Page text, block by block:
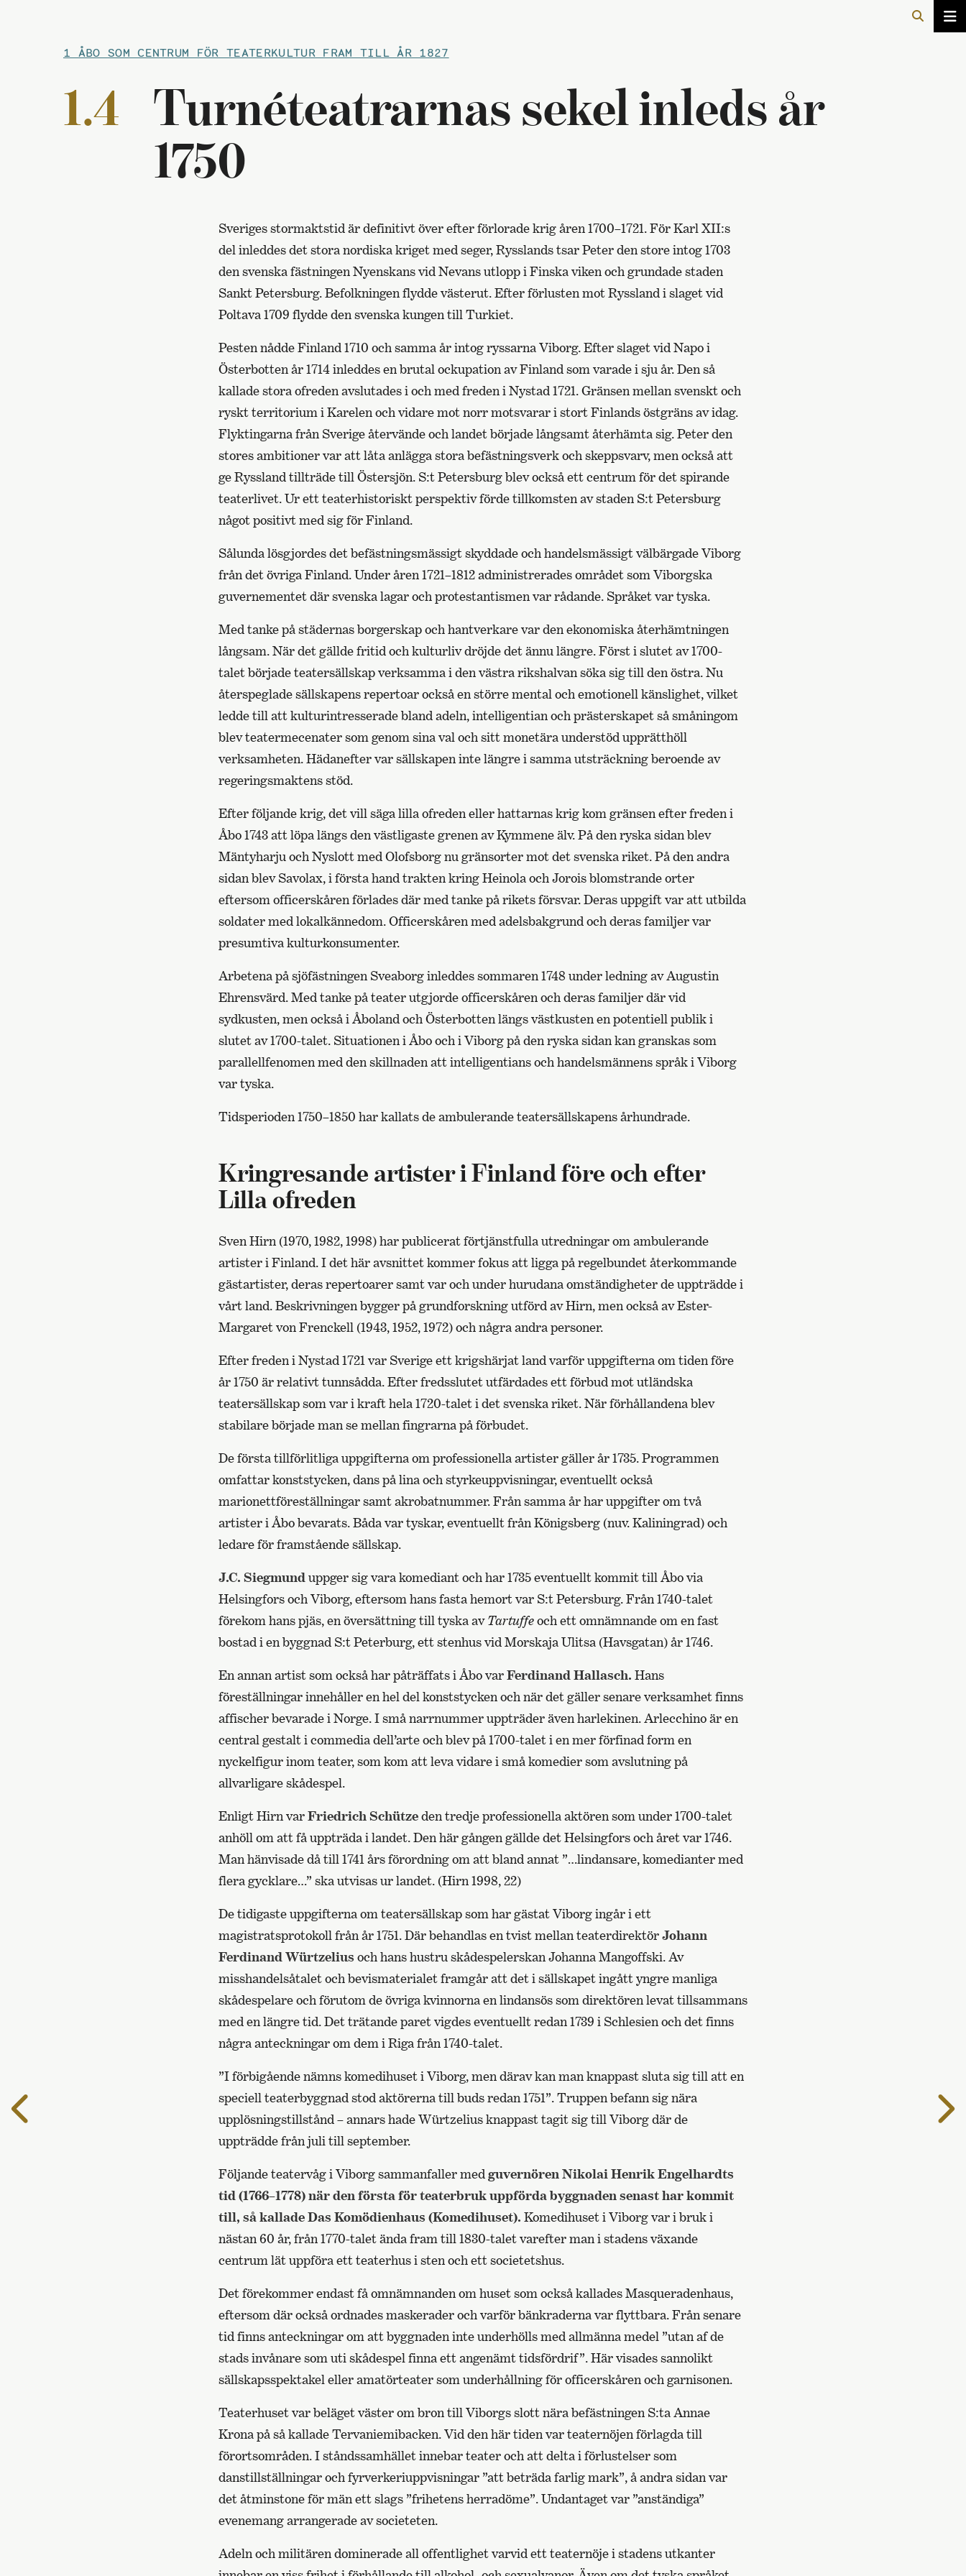
1 ÅBO SOM CENTRUM FÖR TEATERKULTUR FRAM TILL ÅR 1827
1.4
Turnéteatrarnas sekel inleds år
1750
Sveriges stormaktstid är definitivt över efter förlorade krig åren 1700–1721. För Karl XII:s
del inleddes det stora nordiska kriget med seger, Rysslands tsar Peter den store intog 1703
den svenska fästningen Nyenskans vid Nevans utlopp i Finska viken och grundade staden
Sankt Petersburg. Befolkningen flydde västerut. Efter förlusten mot Ryssland i slaget vid
Poltava 1709 flydde den svenska kungen till Turkiet.
Pesten nådde Finland 1710 och samma år intog ryssarna Viborg. Efter slaget vid Napo i
Österbotten år 1714 inleddes en brutal ockupation av Finland som varade i sju år. Den så
kallade stora ofreden avslutades i och med freden i Nystad 1721. Gränsen mellan svenskt och
ryskt territorium i Karelen och vidare mot norr motsvarar i stort Finlands östgräns av idag.
Flyktingarna från Sverige återvände och landet började långsamt återhämta sig. Peter den
stores ambitioner var att låta anlägga stora befästningsverk och skeppsvarv, men också att
ge Ryssland tillträde till Östersjön. S:t Petersburg blev också ett centrum för det spirande
teaterlivet. Ur ett teaterhistoriskt perspektiv förde tillkomsten av staden S:t Petersburg
något positivt med sig för Finland.
Sålunda lösgjordes det befästningsmässigt skyddade och handelsmässigt välbärgade Viborg
från det övriga Finland. Under åren 1721–1812 administrerades området som Viborgska
guvernementet där svenska lagar och protestantismen var rådande. Språket var tyska.
Med tanke på städernas borgerskap och hantverkare var den ekonomiska återhämtningen
långsam. När det gällde fritid och kulturliv dröjde det ännu längre. Först i slutet av 1700-
talet började teatersällskap verksamma i den västra rikshalvan söka sig till den östra. Nu
återspeglade sällskapens repertoar också en större mental och emotionell känslighet, vilket
ledde till att kulturintresserade bland adeln, intelligentian och prästerskapet så småningom
blev teatermecenater som genom sina val och sitt monetära understöd upprätthöll
verksamheten. Hädanefter var sällskapen inte längre i samma utsträckning beroende av
regeringsmaktens stöd.
Efter följande krig, det vill säga lilla ofreden eller hattarnas krig kom gränsen efter freden i
Åbo 1743 att löpa längs den västligaste grenen av Kymmene älv. På den ryska sidan blev
Mäntyharju och Nyslott med Olofsborg nu gränsorter mot det svenska riket. På den andra
sidan blev Savolax, i första hand trakten kring Heinola och Jorois blomstrande orter
eftersom officerskåren förlades där med tanke på rikets försvar. Deras uppgift var att utbilda
soldater med lokalkännedom. Officerskåren med adelsbakgrund och deras familjer var
presumtiva kulturkonsumenter.
Arbetena på sjöfästningen Sveaborg inleddes sommaren 1748 under ledning av Augustin
Ehrensvärd. Med tanke på teater utgjorde officerskåren och deras familjer där vid
sydkusten, men också i Åboland och Österbotten längs västkusten en potentiell publik i
slutet av 1700-talet. Situationen i Åbo och i Viborg på den ryska sidan kan granskas som
parallellfenomen med den skillnaden att intelligentians och handelsmännens språk i Viborg
var tyska.
Tidsperioden 1750–1850 har kallats de ambulerande teatersällskapens århundrade.
Kringresande artister i Finland före och efter
Lilla ofreden
Sven Hirn (1970, 1982, 1998) har publicerat förtjänstfulla utredningar om ambulerande
artister i Finland. I det här avsnittet kommer fokus att ligga på regelbundet återkommande
gästartister, deras repertoarer samt var och under hurudana omständigheter de uppträdde i
vårt land. Beskrivningen bygger på grundforskning utförd av Hirn, men också av Ester-
Margaret von Frenckell (1943, 1952, 1972) och några andra personer.
Efter freden i Nystad 1721 var Sverige ett krigshärjat land varför uppgifterna om tiden före
år 1750 är relativt tunnsådda. Efter fredsslutet utfärdades ett förbud mot utländska
teatersällskap som var i kraft hela 1720-talet i det svenska riket. När förhållandena blev
stabilare började man se mellan fingrarna på förbudet.
De första tillförlitliga uppgifterna om professionella artister gäller år 1735. Programmen
omfattar konststycken, dans på lina och styrkeuppvisningar, eventuellt också
marionettföreställningar samt akrobatnummer. Från samma år har uppgifter om två
artister i Åbo bevarats. Båda var tyskar, eventuellt från Königsberg (nuv. Kaliningrad) och
ledare för framstående sällskap.
J.C. Siegmunduppger sig vara komediant och har 1735 eventuellt kommit till Åbo via
Helsingfors och Viborg, eftersom hans fasta hemort var S:t Petersburg. Från 1740-talet
förekom hans pjäs, en översättning till tyska avTartuffeoch ett omnämnande om en fast
bostad i en byggnad S:t Peterburg, ett stenhus vid Morskaja Ulitsa (Havsgatan) år 1746.
En annan artist som också har påträffats i Åbo varFerdinand Hallasch. Hans
föreställningar innehåller en hel del konststycken och när det gäller senare verksamhet finns
affischer bevarade i Norge. I små narrnummer uppträder även harlekinen. Arlecchino är en
central gestalt i commedia dell’arte och blev på 1700-talet i en mer förfinad form en
nyckelfigur inom teater, som kom att leva vidare i små komedier som avslutning på
allvarligare skådespel.
Enligt Hirn varFriedrich Schützeden tredje professionella aktören som under 1700-talet
anhöll om att få uppträda i landet. Den här gången gällde det Helsingfors och året var 1746.
Man hänvisade då till 1741 års förordning om att bland annat ”…lindansare, komedianter med
flera gycklare…” ska utvisas ur landet. (Hirn 1998, 22)
De tidigaste uppgifterna om teatersällskap som har gästat Viborg ingår i ett
magistratsprotokoll från år 1751. Där behandlas en tvist mellan teaterdirektörJohann
Ferdinand Würtzelius och hans hustru skådespelerskan Johanna Mangoffski. Av
misshandelsåtalet och bevismaterialet framgår att det i sällskapet ingått yngre manliga
skådespelare och förutom de övriga kvinnorna en lindansös som direktören levat tillsammans
med en längre tid. Det trätande paret vigdes eventuellt redan 1739 i Schlesien och det finns
några anteckningar om dem i Riga från 1740-talet.
”I förbigående nämns komedihuset i Viborg, men därav kan man knappast sluta sig till att en
speciell teaterbyggnad stod aktörerna till buds redan 1751”. Truppen befann sig nära
upplösningstillstånd – annars hade Würtzelius knappast tagit sig till Viborg där de
uppträdde från juli till september.
Följande teatervåg i Viborg sammanfaller medguvernören Nikolai Henrik Engelhardts
tid (1766–1778) när den första för teaterbruk uppförda byggnaden senast har kommit
till, så kallade Das Komödienhaus (Komedihuset). Komedihuset i Viborg var i bruk i
nästan 60 år, från 1770-talet ända fram till 1830-talet varefter man i stadens växande
centrum lät uppföra ett teaterhus i sten och ett societetshus.
Det förekommer endast få omnämnanden om huset som också kallades Masqueradenhaus,
eftersom där också ordnades maskerader och varför bänkraderna var flyttbara. Från senare
tid finns anteckningar om att byggnaden inte underhölls med allmänna medel ”utan af de
stads invånare som uti skådespel finna ett angenämt tidsfördrif”. Här visades sannolikt
sällskapsspektakel eller amatörteater som underhållning för officerskåren och garnisonen.
Teaterhuset var beläget väster om bron till Viborgs slott nära befästningen S:ta Annae
Krona på så kallade Tervaniemibacken. Vid den här tiden var teaternöjen förlagda till
förortsområden. I ståndssamhället innebar teater och att delta i förlustelser som
danstillställningar och fyrverkeriuppvisningar ”att beträda farlig mark”, å andra sidan var
det åtminstone för män ett slags ”frihetens herradöme”. Undantaget var ”anständiga”
evenemang arrangerade av societeten.
Adeln och militären dominerade all offentlighet varvid ett teaternöje i stadens utkanter